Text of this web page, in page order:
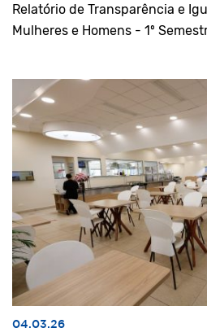
Relatório de Transparência e
Mulheres e Homens - 1º
04.03.26